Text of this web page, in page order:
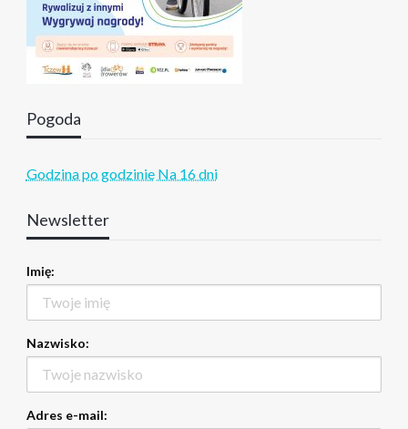
Pogoda
Godzina po godzinie Na 16 dni
Newsletter
Imię:
Nazwisko:
Adres e-mail: